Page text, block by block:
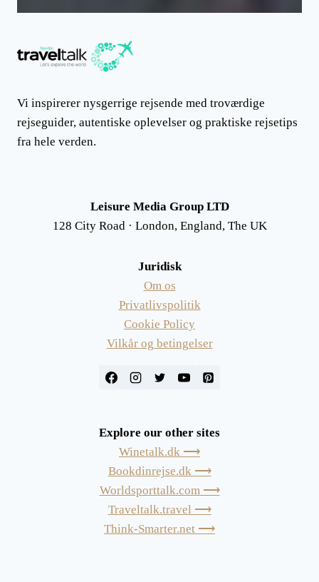
Vi inspirerer nysgerrige rejsende med troværdige
rejseguider, autentiske oplevelser og praktiske rejsetips
fra hele verden.
Leisure Media Group LTD
128 City Road · London, England, The UK
Juridisk
Om os
Privatlivspolitik
Cookie Policy
Vilkår og betingelser
Explore our other sites
Winetalk.dk ⟶
Bookdinrejse.dk ⟶
Worldsporttalk.com ⟶
Traveltalk.travel ⟶
Think-Smarter.net ⟶